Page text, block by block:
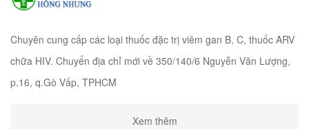
Chuyên cung cấp các loại thuốc đặc trị viêm gan B, C, thuốc ARV
chữa HIV. Chuyển địa chỉ mới về 350/140/6 Nguyễn Văn Lượng,
p.16, q.Gò Vấp, TPHCM
Xem thêm